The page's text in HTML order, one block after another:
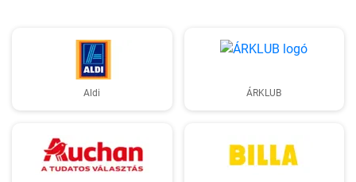
Aldi ÁRKLUB